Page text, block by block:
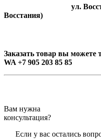
ул. Восстания
Восстания)
Заказать товар вы можете
WA +7 905 203 85 85
Вам нужна
консультация?
Если у вас остались